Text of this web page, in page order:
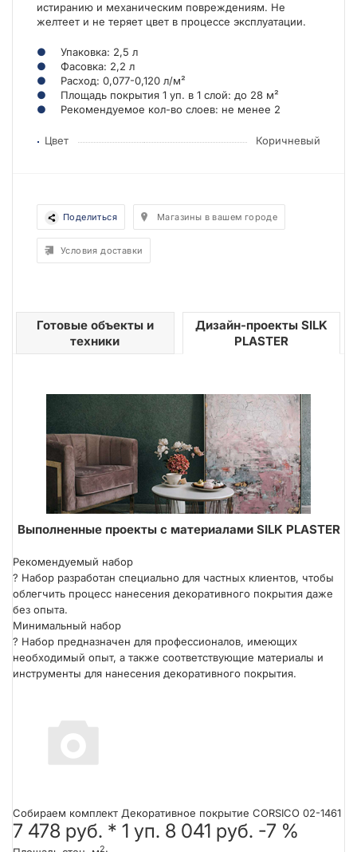
истиранию и механическим повреждениям. Не
желтеет и не теряет цвет в процессе эксплуатации.
Упаковка: 2,5 л
Фасовка: 2,2 л
Расход: 0,077-0,120 л/м²
Площадь покрытия 1 уп. в 1 слой: до 28 м²
Рекомендуемое кол-во слоев: не менее 2
Цвет Коричневый
Поделиться Магазины в вашем городе
Условия доставки
Готовые объекты и
техники
Дизайн-проекты SILK
PLASTER
Выполненные проекты с материалами SILK PLASTER
Рекомендуемый набор
? Набор разработан специально для частных клиентов, чтобы
облегчить процесс нанесения декоративного покрытия даже
без опыта.
Минимальный набор
? Набор предназначен для профессионалов, имеющих
необходимый опыт, а также соответствующие материалы и
инструменты для нанесения декоративного покрытия.
Собираем комплект Декоративное покрытие CORSICO 02-1461
7 478 руб. * 1 уп. 8 041 руб. -7 %
2